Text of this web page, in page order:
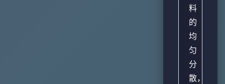
料
的
均
匀
分
散，